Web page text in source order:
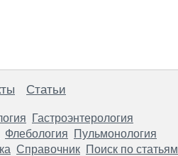
Статьи
Гастроэнтерология
Флебология
Пульмонология
Справочник Поиск по статьям